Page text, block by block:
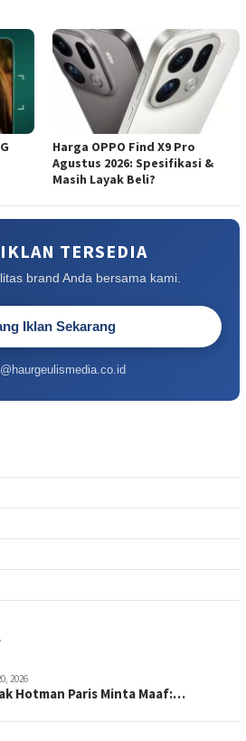
Harga OPPO Find X9 Pro
Agustus 2026: Spesifikasi &
Masih Layak Beli?
TERSEDIA
brand Anda bersama kami.
Iklan Sekarang
2026
Hotman Paris Minta Maaf:…